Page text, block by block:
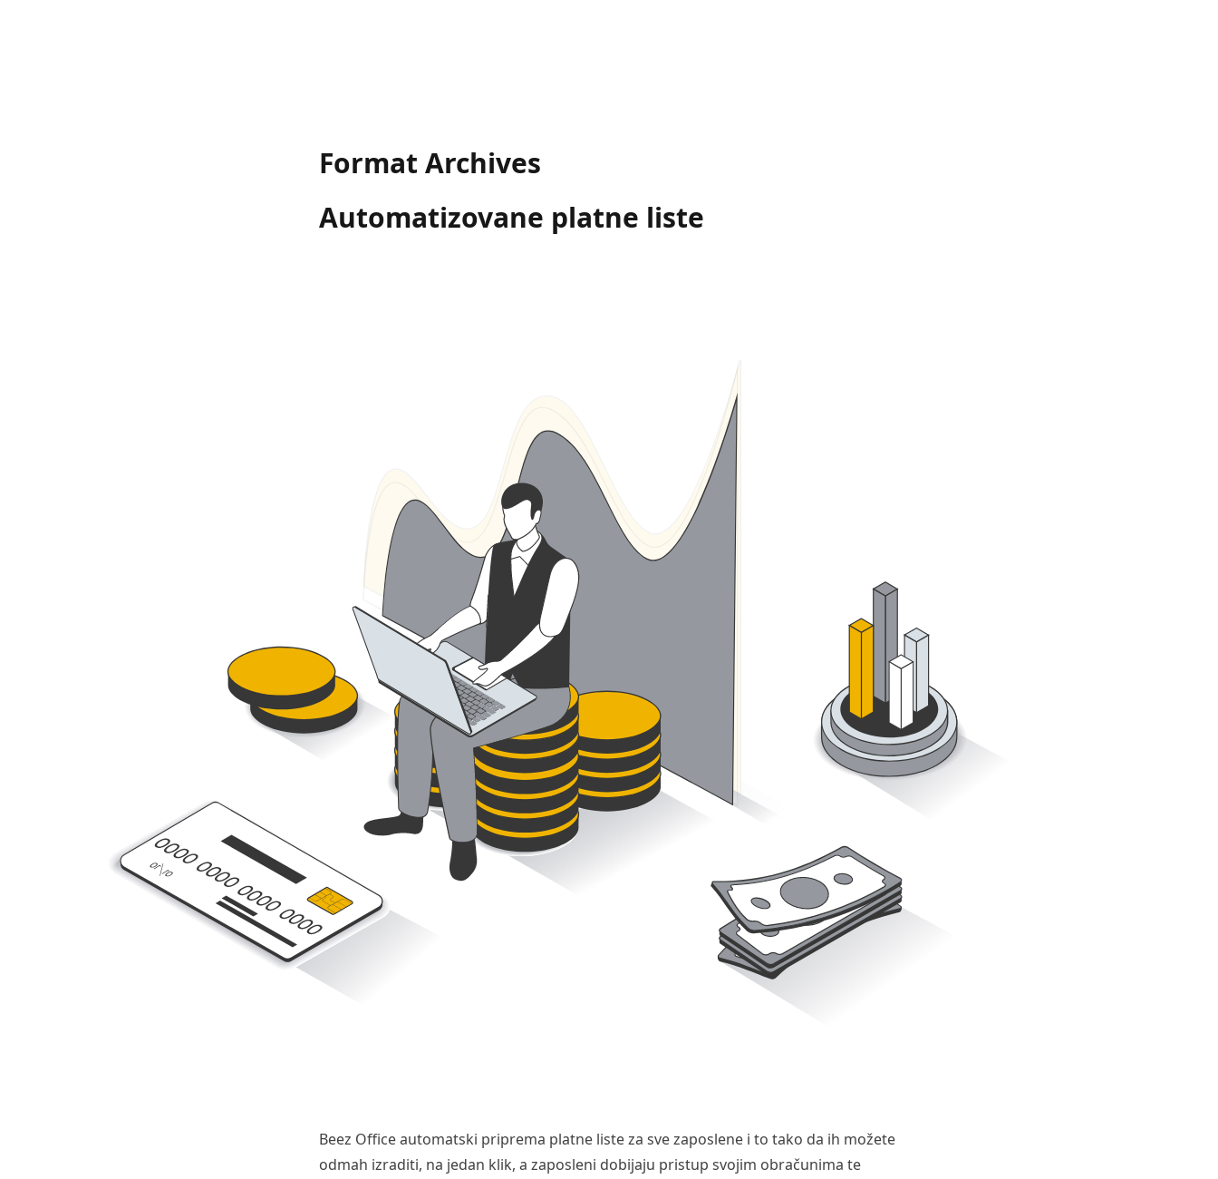
Format Archives
Automatizovane platne liste
Beez Office automatski priprema platne liste za sve zaposlene i to tako da ih možete
odmah izraditi, na jedan klik, a zaposleni dobijaju pristup svojim obračunima te